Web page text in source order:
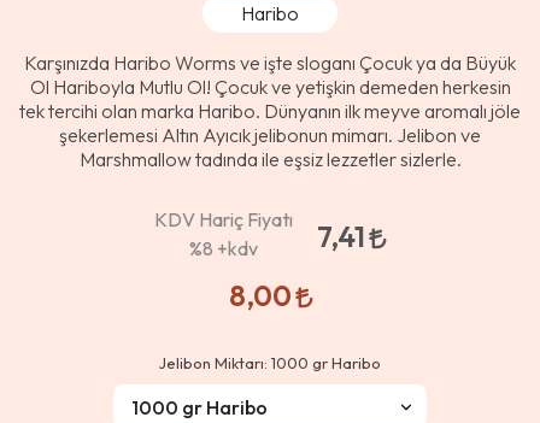
Haribo
Karşınızda Haribo Worms ve işte sloganı Çocuk ya da Büyük
Ol Hariboyla Mutlu Ol! Çocuk ve yetişkin demeden herkesin
tek tercihi olan marka Haribo. Dünyanın ilk meyve aromalı jöle
şekerlemesi Altın Ayıcık jelibonun mimarı. Jelibon ve
Marshmallow tadında ile eşsiz lezzetler sizlerle.
KDV Hariç Fiyatı
%8 +kdv
7,41
8,00
Jelibon Miktarı: 1000 gr Haribo